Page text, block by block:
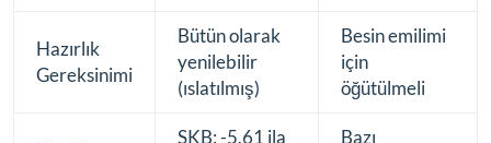
Hazırlık
Gereksinimi
Bütün olarak
yenilebilir
(ıslatılmış)
Besin emilimi
için
öğütülmeli
SKB: -5,61 ila
Bazı